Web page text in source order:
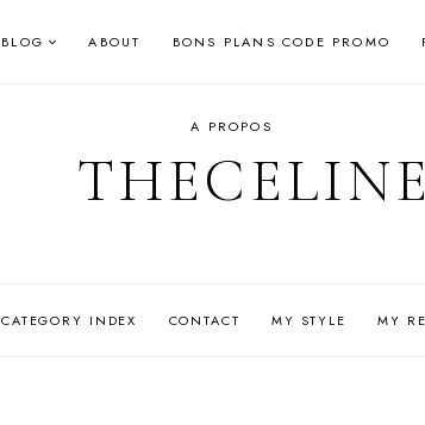
BLOG ABOUT BONS PLANS CODE PROMO
A PROPOS
CATEGORY INDEX CONTACT MY STYLE MY